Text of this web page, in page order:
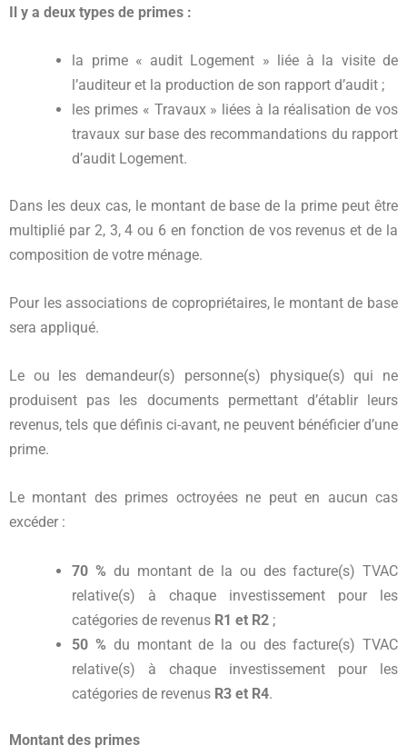
Il y a deux types de primes :
la prime « audit Logement » liée à la visite de
l’auditeur et la production de son rapport d’audit ;
les primes « Travaux » liées à la réalisation de vos
travaux sur base des recommandations du rapport
d’audit Logement.
Dans les deux cas, le montant de base de la prime peut être
multiplié par 2, 3, 4 ou 6 en fonction de vos revenus et de la
composition de votre ménage.
Pour les associations de copropriétaires, le montant de base
sera appliqué.
Le ou les demandeur(s) personne(s) physique(s) qui ne
produisent pas les documents permettant d’établir leurs
revenus, tels que définis ci-avant, ne peuvent bénéficier d’une
prime.
Le montant des primes octroyées ne peut en aucun cas
excéder :
70 % du montant de la ou des facture(s) TVAC
relative(s) à chaque investissement pour les
catégories de revenus R1 et R2 ;
50 % du montant de la ou des facture(s) TVAC
relative(s) à chaque investissement pour les
catégories de revenus R3 et R4.
Montant des primes